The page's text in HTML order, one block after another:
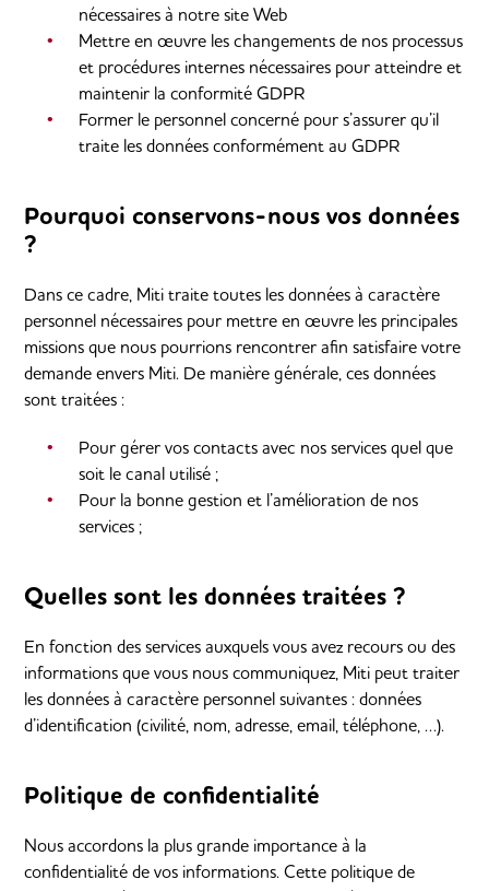
nécessaires à notre site Web
Mettre en œuvre les changements de nos processus
et procédures internes nécessaires pour atteindre et
maintenir la conformité GDPR
Former le personnel concerné pour s’assurer qu’il
traite les données conformément au GDPR
Pourquoi conservons-nous vos données
?
Dans ce cadre, Miti traite toutes les données à caractère
personnel nécessaires pour mettre en œuvre les principales
missions que nous pourrions rencontrer afin satisfaire votre
demande envers Miti. De manière générale, ces données
sont traitées :
Pour gérer vos contacts avec nos services quel que
soit le canal utilisé ;
Pour la bonne gestion et l’amélioration de nos
services ;
Quelles sont les données traitées ?
En fonction des services auxquels vous avez recours ou des
informations que vous nous communiquez, Miti peut traiter
les données à caractère personnel suivantes : données
d’identification (civilité, nom, adresse, email, téléphone, …).
Politique de confidentialité
Nous accordons la plus grande importance à la
confidentialité de vos informations. Cette politique de